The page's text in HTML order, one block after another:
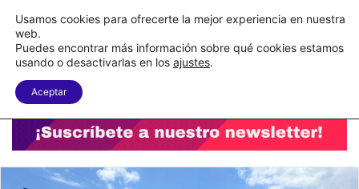
C&A México completa la implementación de su WMS en la nube
Menu
Usamos cookies para ofrecerte la mejor experiencia en nuestra
web.
Puedes encontrar más información sobre qué cookies estamos
usando o desactivarlas en los ajustes.
Aceptar